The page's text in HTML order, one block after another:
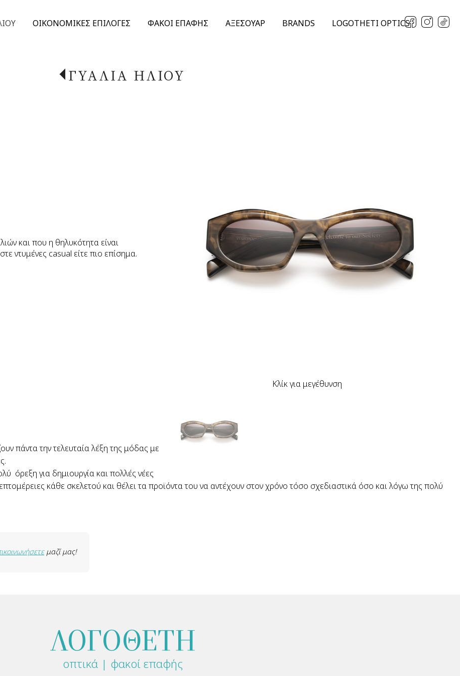
ΟΙΚΟΝΟΜΙΚΕΣ ΕΠΙΛΟΓΕΣ ΦΑΚΟΙ ΕΠΑΦΗΣ ΑΞΕΣΟΥΑΡ BRANDS LOGOTHETI OPTICS
ΓΥΑΛΙΑ ΗΛΙΟΥ
Κλίκ για μεγέθυνση
και που η θηλυκότητα είναι
ντυμένες casual είτε πιο επίσημα.
πάντα την τελευταία λέξη της μόδας με
όρεξη για δημιουργία και πολλές νέες
κάθε σκελετού και θέλει τα προϊόντα του να αντέχουν στον χρόνο τόσο σχεδιαστικά όσο και λόγω της πολύ
μαζί μας!
ΛΟΓΟΘΕΤΗ
οπτικά | φακοί επαφής